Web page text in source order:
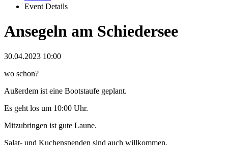
Event Details
Ansegeln am Schiedersee
30.04.2023 10:00
wo schon?
Außerdem ist eine Bootstaufe geplant.
Es geht los um 10:00 Uhr.
Mitzubringen ist gute Laune.
Salat- und Kuchenspenden sind auch willkommen.